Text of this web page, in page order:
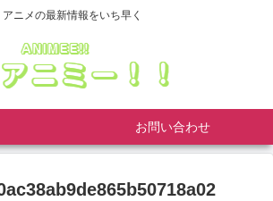
アニメの最新情報をいち早く
お問い合わせ